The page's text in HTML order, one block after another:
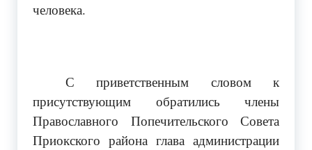
человека.
С приветственным словом к
присутствующим обратились члены
Православного Попечительского Совета
Приокского района глава администрации